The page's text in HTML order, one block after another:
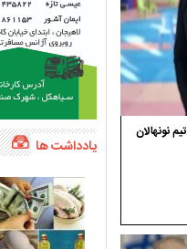
نونهالان
یادداشت ها